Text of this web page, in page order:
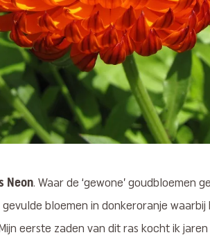
Neon. Waar de ‘gewone’ goudbloemen
bloemen in donkeroranje
eerste zaden van dit ras kocht ik